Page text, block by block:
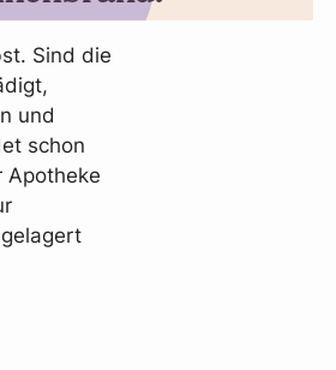
Sind die
und
schon
Apotheke